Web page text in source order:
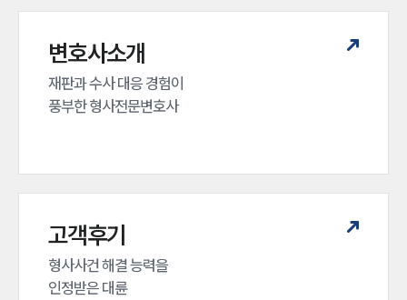
변호사소개
재판과 수사 대응 경험이
풍부한 형사전문변호사
고객후기
형사사건 해결 능력을
인정받은 대륜